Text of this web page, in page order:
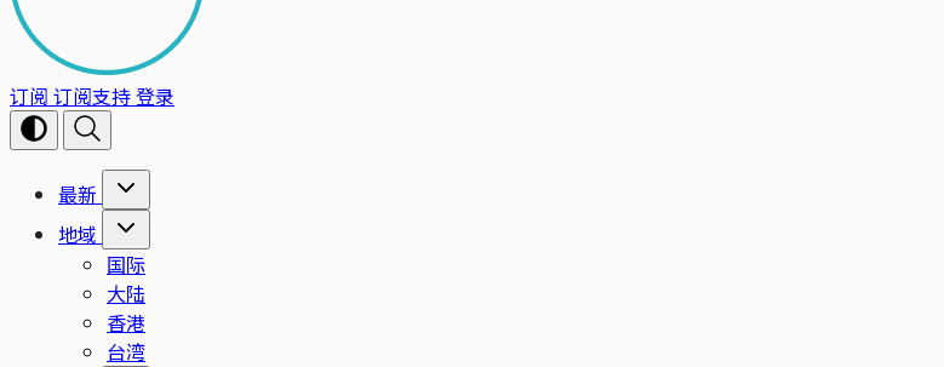
订阅 订阅支持登录
最新
地域
国际
大陆
香港
台湾